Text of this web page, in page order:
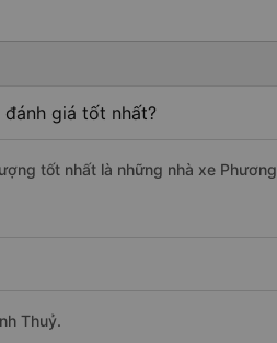
giá tốt nhất?
tốt nhất là những nhà xe Phương
Thuỷ.